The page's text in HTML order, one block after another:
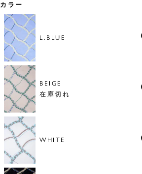
カラー
L.BLUE
BEIGE
在庫切れ
WHITE